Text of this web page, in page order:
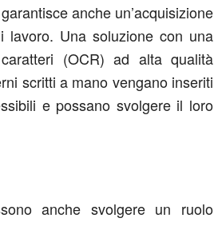
anche un’acquisizione
Una soluzione con una
(OCR) ad alta qualità
scritti a mano vengano inseriti
e possano svolgere il loro
anche svolgere un ruolo